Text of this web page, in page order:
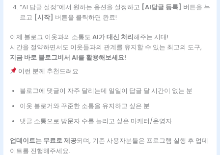
“AI 답글 설정”에서 원하는 옵션을 설정하고 [AI답글 등록] 버튼을 누
르고 [시작] 버튼을 클릭하면 완료!
이제 블로그 이웃과의 소통도 AI가 대신 처리해주는 시대!
시간을 절약하면서도 이웃들과의 관계를 유지할 수 있는 최고의 도구,
지금 바로 블로그비서 AI를 활용해보세요!
이런 분께 추천드려요
블로그에 댓글이 자주 달리는데 일일이 답글 달 시간이 없는 분
이웃 블로거와 꾸준한 소통을 유지하고 싶은 분
댓글 소통으로 방문자 수를 늘리고 싶은 마케터/운영자
업데이트는 무료로 제공되며, 기존 사용자분들은 프로그램 실행 후 업데
이트를 진행해주세요.